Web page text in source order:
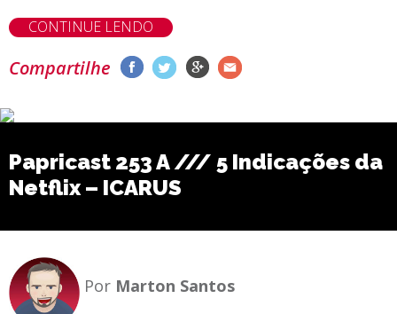
CONTINUE LENDO
Compartilhe
Papricast 253 A /// 5 Indicações da
Netflix – ICARUS
Por Marton Santos